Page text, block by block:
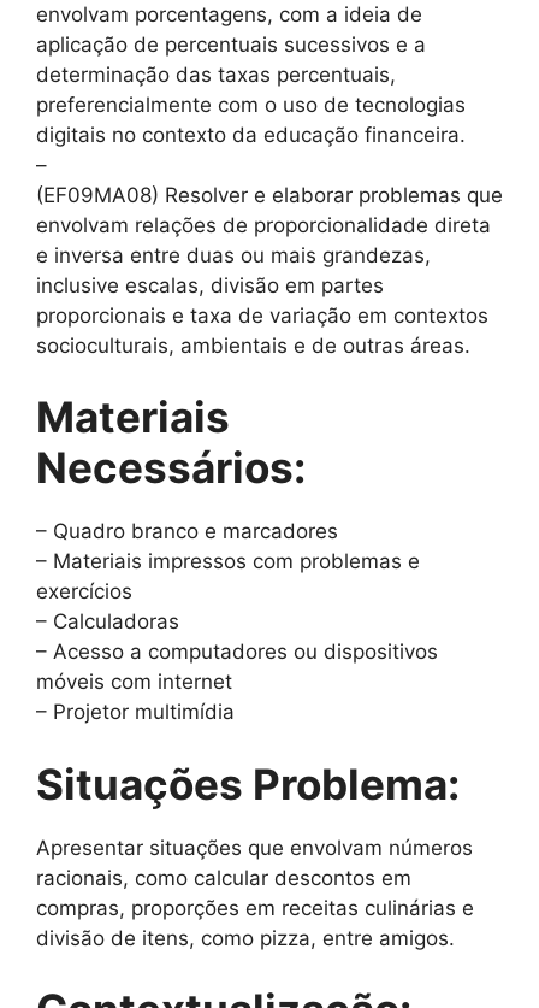
envolvam porcentagens, com a ideia de
aplicação de percentuais sucessivos e a
determinação das taxas percentuais,
preferencialmente com o uso de tecnologias
digitais no contexto da educação financeira.
–
(EF09MA08) Resolver e elaborar problemas que
envolvam relações de proporcionalidade direta
e inversa entre duas ou mais grandezas,
inclusive escalas, divisão em partes
proporcionais e taxa de variação em contextos
socioculturais, ambientais e de outras áreas.
Materiais
Necessários:
– Quadro branco e marcadores
– Materiais impressos com problemas e
exercícios
– Calculadoras
– Acesso a computadores ou dispositivos
móveis com internet
– Projetor multimídia
Situações Problema:
Apresentar situações que envolvam números
racionais, como calcular descontos em
compras, proporções em receitas culinárias e
divisão de itens, como pizza, entre amigos.